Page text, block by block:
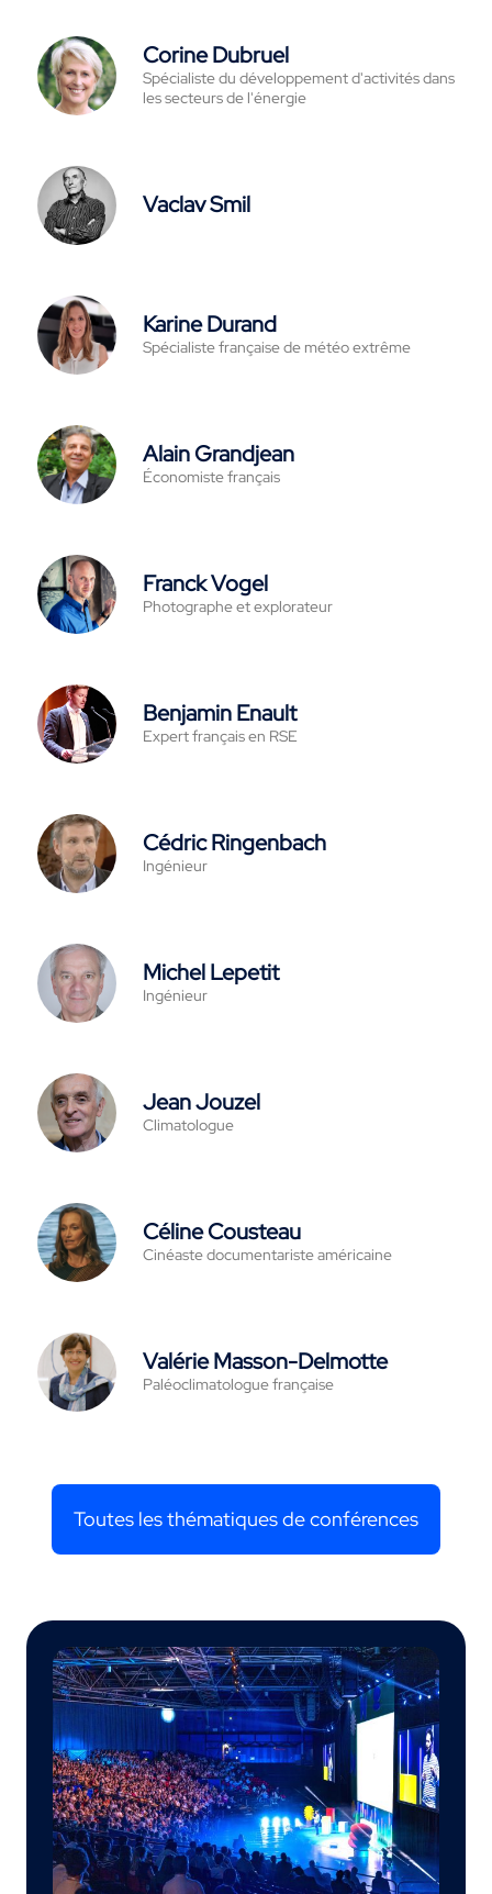
Corine Dubruel
Spécialiste du développement d'activités dans
les secteurs de l'énergie
Vaclav Smil
Karine Durand
Spécialiste française de météo extrême
Alain Grandjean
Économiste français
Franck Vogel
Photographe et explorateur
Benjamin Enault
Expert français en RSE
Cédric Ringenbach
Ingénieur
Michel Lepetit
Ingénieur
Jean Jouzel
Climatologue
Céline Cousteau
Cinéaste documentariste américaine
Valérie Masson-Delmotte
Paléoclimatologue française
Toutes les thématiques de conférences